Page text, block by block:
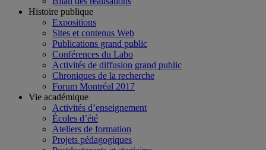
Histoire publique
Expositions
Sites et contenus Web
Publications grand public
Conférences du Labo
Activités de diffusion grand public
Chroniques de la recherche
Forum Montréal 2017
Vie académique
Activités d’enseignement
Écoles d’été
Ateliers de formation
Projets pédagogiques